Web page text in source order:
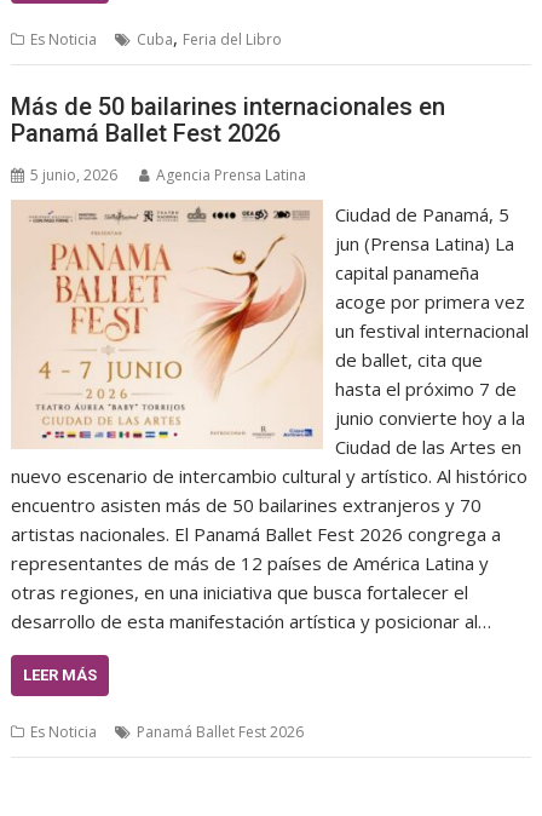
Es Noticia Cuba, Feria del Libro
Más de 50 bailarines internacionales en
Panamá Ballet Fest 2026
5 junio, 2026 Agencia Prensa Latina
Ciudad de Panamá, 5
jun (Prensa Latina) La
capital panameña
acoge por primera vez
un festival internacional
de ballet, cita que
hasta el próximo 7 de
junio convierte hoy a la
Ciudad de las Artes en
nuevo escenario de intercambio cultural y artístico. Al histórico
encuentro asisten más de 50 bailarines extranjeros y 70
artistas nacionales. El Panamá Ballet Fest 2026 congrega a
representantes de más de 12 países de América Latina y
otras regiones, en una iniciativa que busca fortalecer el
desarrollo de esta manifestación artística y posicionar al…
LEER MÁS
Es Noticia Panamá Ballet Fest 2026